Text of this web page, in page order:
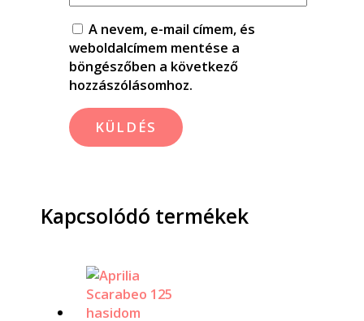
A nevem, e-mail címem, és
weboldalcímem mentése a
böngészőben a következő
hozzászólásomhoz.
Kapcsolódó termékek